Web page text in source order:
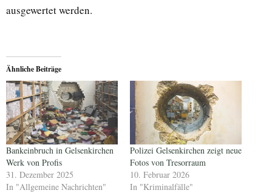
ausgewertet werden.
Ähnliche Beiträge
Bankeinbruch in Gelsenkirchen
Werk von Profis
31. Dezember 2025
In "Allgemeine Nachrichten"
Polizei Gelsenkirchen zeigt neue
Fotos von Tresorraum
10. Februar 2026
In "Kriminalfälle"